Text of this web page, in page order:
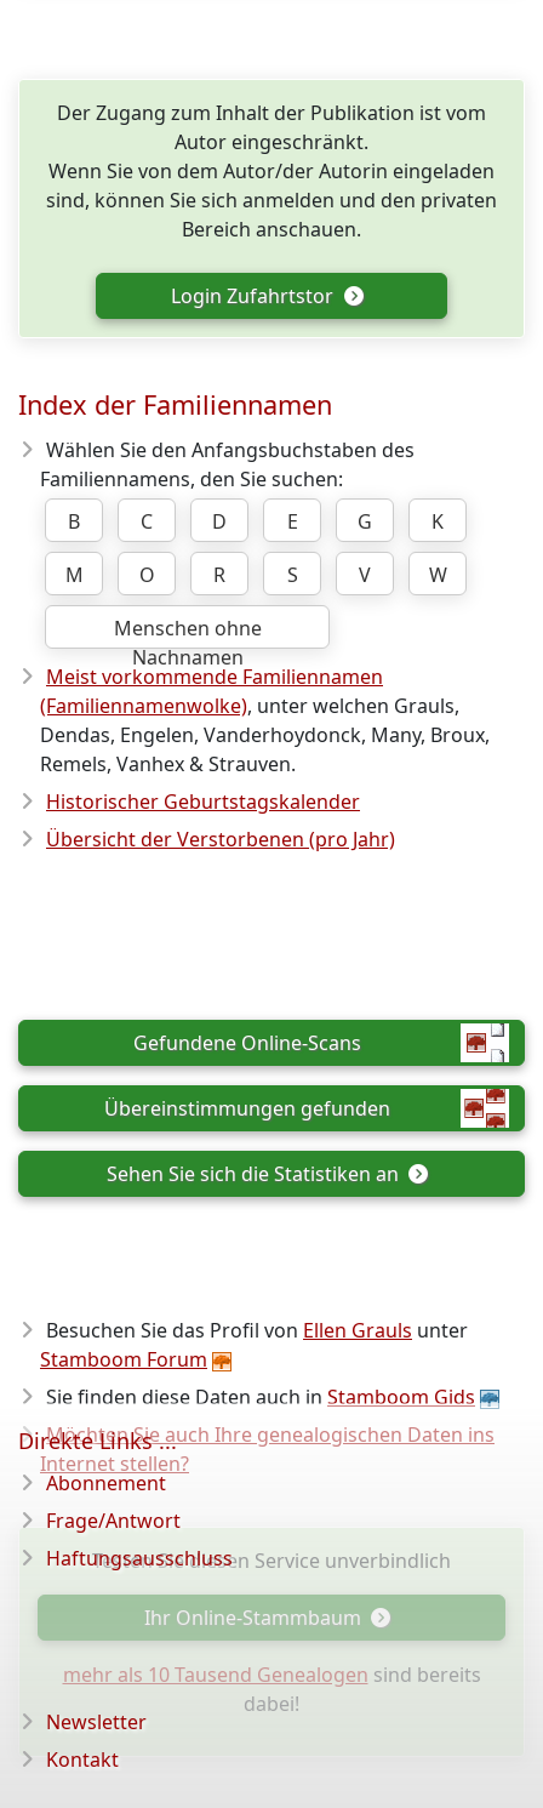
Der Zugang zum Inhalt der Publikation ist vom
Autor eingeschränkt.
Wenn Sie von dem Autor/der Autorin eingeladen
sind, können Sie sich anmelden und den privaten
Bereich anschauen.
Login Zufahrtstor
Index der Familiennamen
Wählen Sie den Anfangsbuchstaben des
Familiennamens, den Sie suchen:
B
C D E G
K
M
O R S V
W
Menschen ohne
Nachnamen
Meist vorkommende Familiennamen
(Familiennamenwolke), unter welchen Grauls,
Dendas, Engelen, Vanderhoydonck, Many, Broux,
Remels, Vanhex & Strauven.
Historischer Geburtstagskalender
Übersicht der Verstorbenen (pro Jahr)
Gefundene Online-Scans
Übereinstimmungen gefunden
Sehen Sie sich die Statistiken an
Besuchen Sie das Profil von Ellen Grauls unter
Stamboom Forum
Sie finden diese Daten auch in Stamboom Gids
Möchten Sie auch Ihre genealogischen Daten ins
Internet stellen?
Testen Sie diesen Service unverbindlich
Ihr Online-Stammbaum
mehr als 10 Tausend Genealogen sind bereits
dabei!
Direkte Links ...
Abonnement
Frage/Antwort
Haftungsausschluss
Newsletter
Kontakt